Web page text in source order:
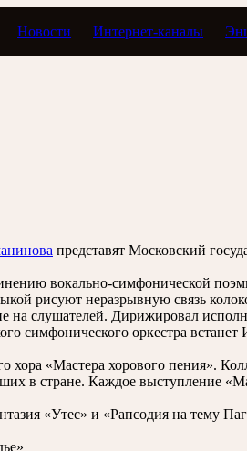
Новости Интернет-каналы
представят Московский
вокально-симфонической
рисуют неразрывную связь
на слушателей. Дирижировал
симфонического оркестра
«Мастера хорового пения».
в стране. Каждое выступление
«Утес» и «Рапсодия на тему